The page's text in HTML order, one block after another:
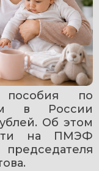
пособия по
в России
Об этом
на ПМЭФ